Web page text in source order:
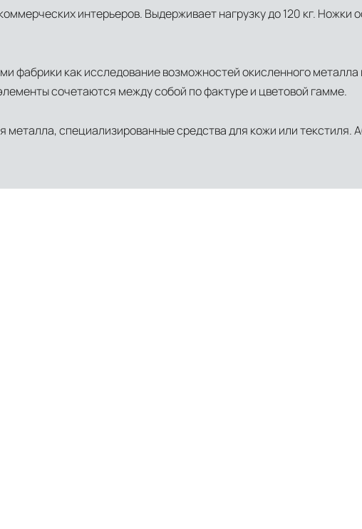
интерьеров. Выдерживает нагрузку до 120 кг.
фабрики как исследование возможностей окисленного
сочетаются между собой по фактуре и цветовой гамме.
металла, специализированные средства для кожи или текстиля.